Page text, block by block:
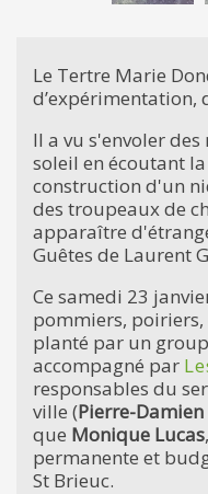
Le Tertre Marie
d’expérimentation,
Il a vu s'envoler
soleil en écoutant
construction d'un
des troupeaux de
apparaître
Guêtes de Laurent
Ce samedi 23
pommiers,
planté par un
accompagné par
responsables du
ville (Pierre-
que Monique Lucas
permanente et
St Brieuc.